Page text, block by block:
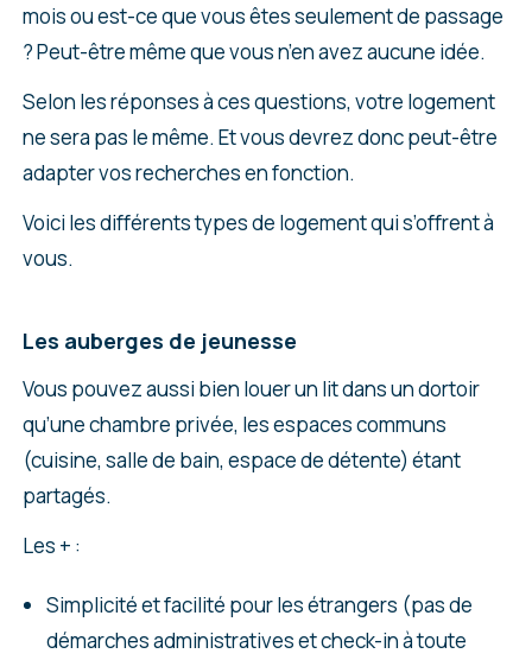
mois ou est-ce que vous êtes seulement de passage
? Peut-être même que vous n’en avez aucune idée.
Selon les réponses à ces questions, votre logement
ne sera pas le même. Et vous devrez donc peut-être
adapter vos recherches en fonction.
Voici les différents types de logement qui s’offrent à
vous.
Les auberges de jeunesse
Vous pouvez aussi bien louer un lit dans un dortoir
qu’une chambre privée, les espaces communs
(cuisine, salle de bain, espace de détente) étant
partagés.
Les + :
Simplicité et facilité pour les étrangers (pas de
démarches administratives et check-in à toute